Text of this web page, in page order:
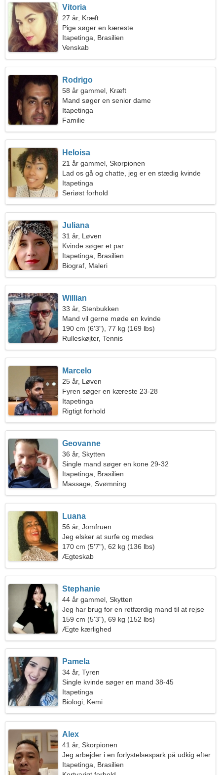
Vitoria
27 år, Kræft
Pige søger en kæreste
Itapetinga, Brasilien
Venskab
Rodrigo
58 år gammel, Kræft
Mand søger en senior dame
Itapetinga
Familie
Heloisa
21 år gammel, Skorpionen
Lad os gå og chatte, jeg er en stædig kvinde
Itapetinga
Seriøst forhold
Juliana
31 år, Løven
Kvinde søger et par
Itapetinga, Brasilien
Biograf, Maleri
Willian
33 år, Stenbukken
Mand vil gerne møde en kvinde
190 cm (6'3"), 77 kg (169 lbs)
Rulleskøjter, Tennis
Marcelo
25 år, Løven
Fyren søger en kæreste 23-28
Itapetinga
Rigtigt forhold
Geovanne
36 år, Skytten
Single mand søger en kone 29-32
Itapetinga, Brasilien
Massage, Svømning
Luana
56 år, Jomfruen
Jeg elsker at surfe og mødes
170 cm (5'7"), 62 kg (136 lbs)
Ægteskab
Stephanie
44 år gammel, Skytten
Jeg har brug for en retfærdig mand til at rejse
sammen
159 cm (5'3"), 69 kg (152 lbs)
Ægte kærlighed
Pamela
34 år, Tyren
Single kvinde søger en mand 38-45
Itapetinga
Biologi, Kemi
Alex
41 år, Skorpionen
Jeg arbejder i en forlystelsespark på udkig efter
en sej kvinde
Itapetinga, Brasilien